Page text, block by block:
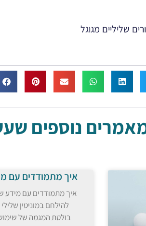
שליליים מגוגל
נוספים
איך מתמודדים עם
איך מתמודדים עם מידע
להילחם במוניטין
בולטת המגמה של